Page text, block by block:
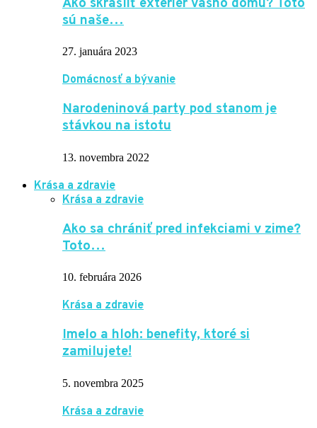
sú naše…
27. januára 2023
Domácnosť a bývanie
Narodeninová party pod stanom je
stávkou na istotu
13. novembra 2022
Krása a zdravie
Krása a zdravie
Ako sa chrániť pred infekciami v zime?
Toto…
10. februára 2026
Krása a zdravie
Imelo a hloh: benefity, ktoré si
zamilujete!
5. novembra 2025
Krása a zdravie